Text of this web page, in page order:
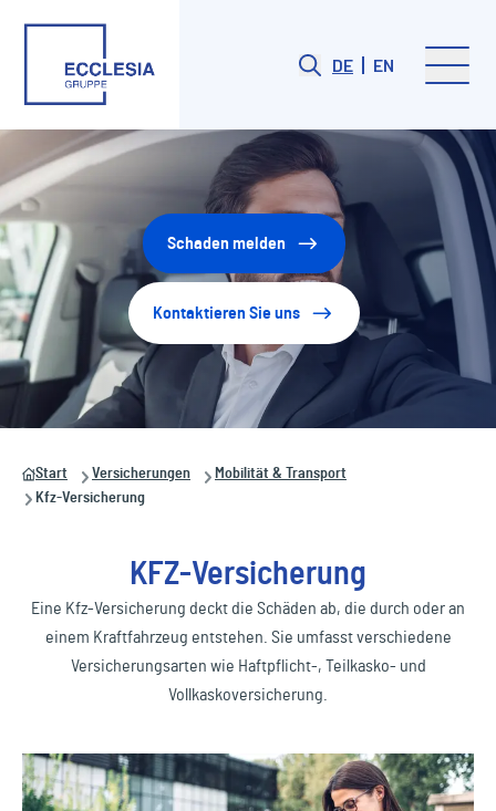
DE EN
Schaden melden
Kontaktieren Sie uns
Start Versicherungen
Mobilität & Transport
Kfz-Versicherung
KFZ-Versicherung
Eine Kfz-Versicherung deckt die Schäden ab, die durch oder an
einem Kraftfahrzeug entstehen. Sie umfasst verschiedene
Versicherungsarten wie Haftpflicht-, Teilkasko- und
Vollkaskoversicherung.